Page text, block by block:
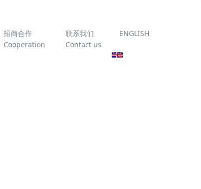
招商合作
Cooperation
联系我们
Contact us
ENGLISH